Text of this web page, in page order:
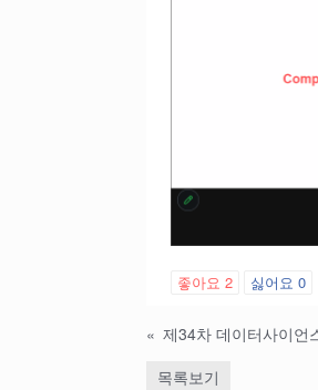
좋아요 2 싫어요 0
«
목록보기